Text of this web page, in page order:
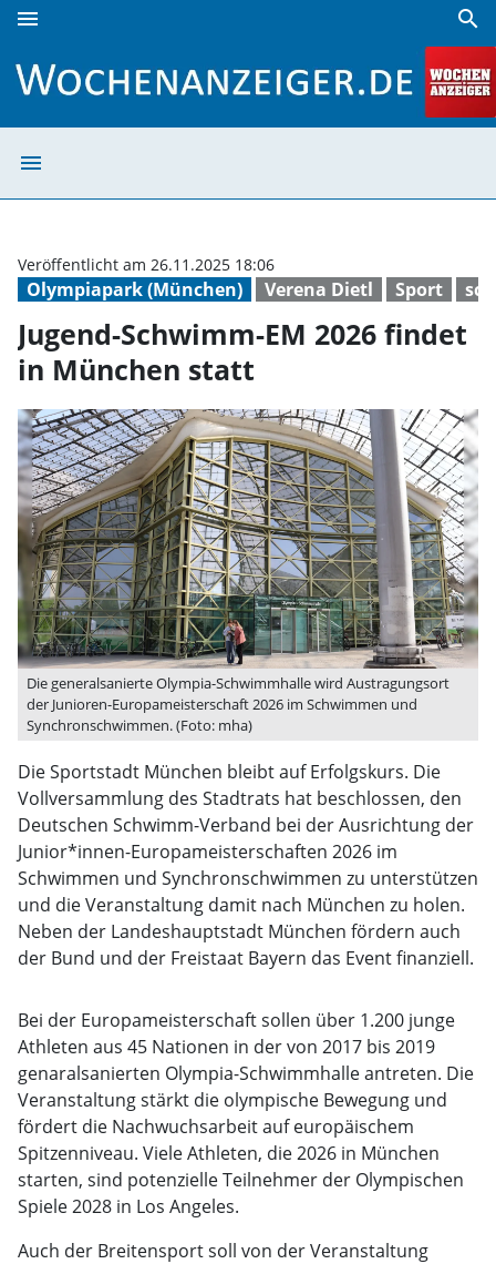
menu search
menu
Olympiapark (München) Verena Dietl Sport
Veröffentlicht am 26.11.2025 18:06
Jugend-Schwimm-EM 2026 findet
in München statt
Die generalsanierte Olympia-Schwimmhalle wird Austragungsort
der Junioren-Europameisterschaft 2026 im Schwimmen und
Synchronschwimmen. (Foto: mha)
Die Sportstadt München bleibt auf Erfolgskurs. Die
Vollversammlung des Stadtrats hat beschlossen, den
Deutschen Schwimm-Verband bei der Ausrichtung der
Junior*innen-Europameisterschaften 2026 im
Schwimmen und Synchronschwimmen zu unterstützen
und die Veranstaltung damit nach München zu holen.
Neben der Landeshauptstadt München fördern auch
der Bund und der Freistaat Bayern das Event finanziell.
Bei der Europameisterschaft sollen über 1.200 junge
Athleten aus 45 Nationen in der von 2017 bis 2019
genaralsanierten Olympia-Schwimmhalle antreten. Die
Veranstaltung stärkt die olympische Bewegung und
fördert die Nachwuchsarbeit auf europäischem
Spitzenniveau. Viele Athleten, die 2026 in München
starten, sind potenzielle Teilnehmer der Olympischen
Spiele 2028 in Los Angeles.
Auch der Breitensport soll von der Veranstaltung